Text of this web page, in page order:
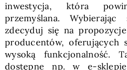
inwestycja, która
przemyślana.
zdecyduj się na
producentów, oferujących
wysoką funkcjonalność.
dostępne np. w e-